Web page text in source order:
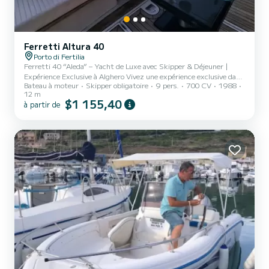
Ferretti Altura 40
Porto di Fertilia
Ferretti 40 “Aleda” – Yacht de Luxe avec Skipper & Déjeuner |
Expérience Exclusive à Alghero Vivez une expérience exclusive dans
les eaux cristallines d’Alghero à bord du prestigieux Ferretti 40
“Aleda”. Il ne s’agit pas d’une simple location de bateau, mais d’une
expérience privée et sur mesure, conçue pour la détente, le plaisir
plus beaux endroits de la côte s...
Bateau à moteur Skipper obligatoire 9 pers. 700 CV
1988
12 m
à partir de $1 155,40